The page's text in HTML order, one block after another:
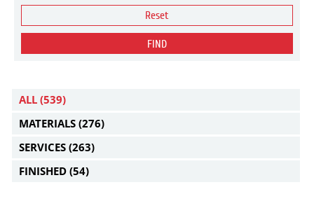
Reset
FIND
ALL (539)
MATERIALS (276)
SERVICES (263)
FINISHED (54)